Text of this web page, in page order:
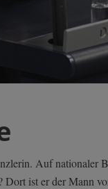
Auf nationaler
Dort ist er der Mann